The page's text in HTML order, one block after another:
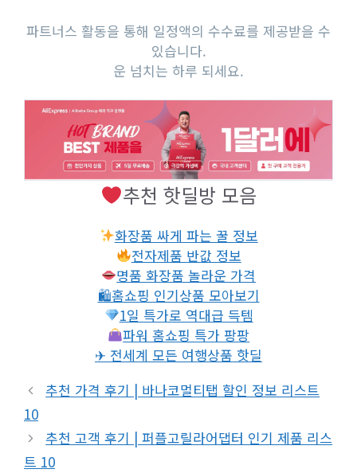
파트너스 활동을 통해 일정액의 수수료를 제공받을 수
있습니다.
운 넘치는 하루 되세요.
추천 핫딜방 모음
화장품 싸게 파는 꿀 정보
전자제품 반값 정보
명품 화장품 놀라운 가격
🛍홈쇼핑 인기상품 모아보기
1일 특가로 역대급 득템
파워 홈쇼핑 특가 팡팡
✈ 전세계 모든 여행상품 핫딜
추천 가격 후기 | 바나코멀티탭 할인 정보 리스트
10
추천 고객 후기 | 퍼플고릴라어댑터 인기 제품 리스
트 10